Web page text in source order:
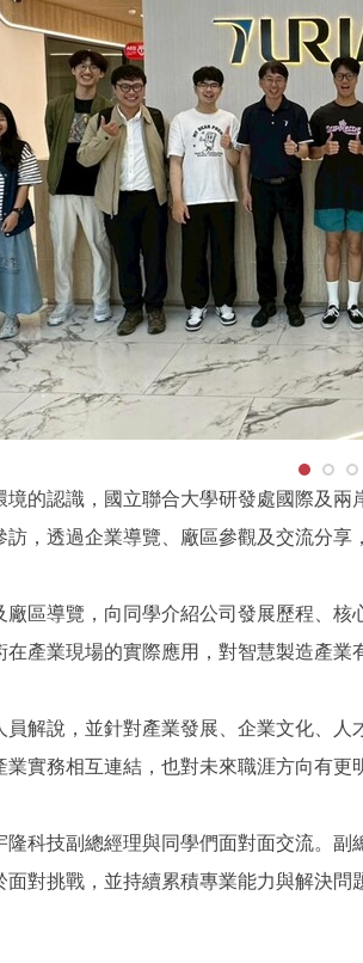
的認識，國立聯合大學研發處國際及
，透過企業導覽、廠區參觀及交流分享
區導覽，向同學介紹公司發展歷程、
產業現場的實際應用，對智慧製造產業
解說，並針對產業發展、企業文化、
實務相互連結，也對未來職涯方向有更
科技副總經理與同學們面對面交流。
對挑戰，並持續累積專業能力與解決